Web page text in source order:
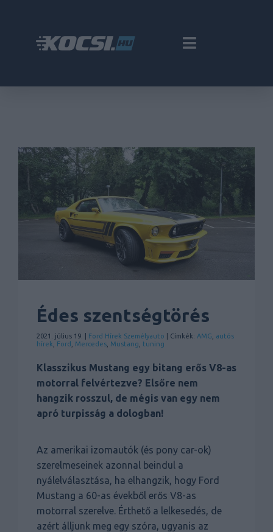
Édes szentségtörés
2021. július 19. | Ford Hírek Személyauto | Címkék: AMG
autós
hírek
Ford Mercedes Mustang tuning
Klasszikus Mustang egy bitang erős V8-as
motorral felvértezve? Elsőre nem
hangzik rosszul, de mégis van egy nem
apró turpisság a dologban!
Az amerikai izomautók (és pony car-ok)
szerelmeseinek azonnal beindul a
nyálelválasztása, ha elhangzik, hogy Ford
Mustang a 60-as évekből erős V8-as
motorral szerelve. Érthető a lelkesedés, de
azért álljunk meg egy szóra, ugyanis az